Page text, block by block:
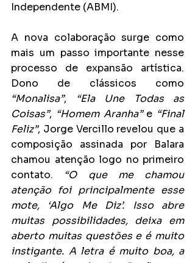
Independente (ABMI).
A nova colaboração surge como
mais um passo importante nesse
processo de expansão artística.
“Monalisa”,
“Ela Une Todas as
Coisas”, “Homem Aranha” e “Final
Feliz”, Jorge Vercillo revelou que a
composição assinada por Balara
chamou atenção logo no primeiro
contato. “O que me chamou
atenção foi principalmente esse
mote, ‘Algo Me Diz’. Isso abre
muitas possibilidades, deixa em
aberto muitas questões e é muito
instigante. A letra é muito boa, a